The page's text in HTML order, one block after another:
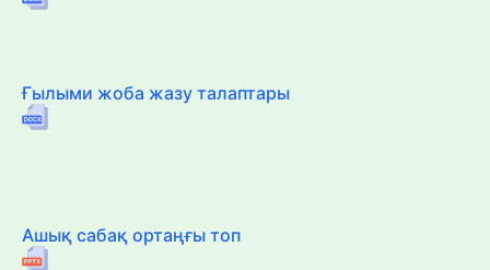
Ғылыми жоба жазу талаптары
Ашық сабақ ортаңғы топ